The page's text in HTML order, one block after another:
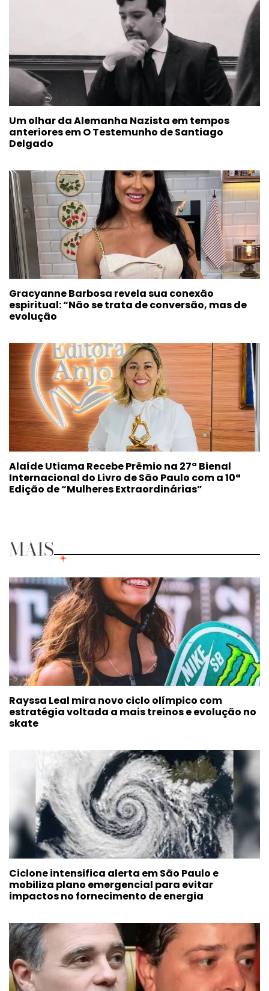
Um olhar da Alemanha Nazista em tempos
anteriores em O Testemunho de Santiago
Delgado
Gracyanne Barbosa revela sua conexão
espiritual: “Não se trata de conversão, mas de
evolução
Alaíde Utiama Recebe Prêmio na 27ª Bienal
Internacional do Livro de São Paulo com a 10ª
Edição de “Mulheres Extraordinárias”
MAIS
Rayssa Leal mira novo ciclo olímpico com
estratégia voltada a mais treinos e evolução no
skate
Ciclone intensifica alerta em São Paulo e
mobiliza plano emergencial para evitar
impactos no fornecimento de energia